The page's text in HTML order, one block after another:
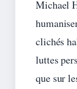
Michael
clichés
luttes
que sur